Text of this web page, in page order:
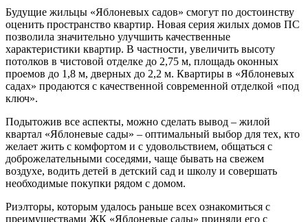
Будущие жильцы «Яблоневых садов» смогут по достоинству
оценить пространство квартир. Новая серия жилых домов ПС
позволила значительно улучшить качественные
характеристики квартир. В частности, увеличить высоту
потолков в чистовой отделке до 2,75 м, площадь оконных
проемов до 1,8 м, дверных до 2,2 м. Квартиры в «Яблоневых
садах» продаются с качественной современной отделкой «под
ключ».
Подытожив все аспекты, можно сделать вывод – жилой
квартал «Яблоневые сады» – оптимальный выбор для тех, кто
желает жить с комфортом и с удовольствием, общаться с
доброжелательными соседями, чаще бывать на свежем
воздухе, водить детей в детский сад и школу и совершать
необходимые покупки рядом с домом.
Риэлторы, которым удалось раньше всех ознакомиться с
преимуществами ЖК «Яблоневые сады» приняли его с